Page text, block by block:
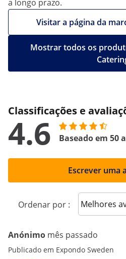
a longo prazo.
Visitar a página da
Mostrar todos os
Classificações e
4.6 Baseado em 50
Escrever uma
Ordenar por : Sort
Anónimo mês passado
Publicado em Expondo Sweden